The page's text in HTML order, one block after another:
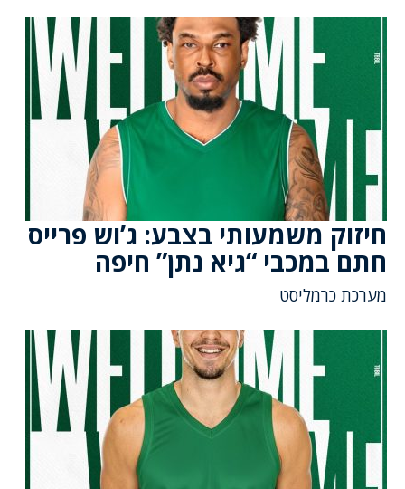
חיזוק משמעותי בצבע: ג’וש פרייס
חתם במכבי “גיא נתן” חיפה
מערכת כרמליסט